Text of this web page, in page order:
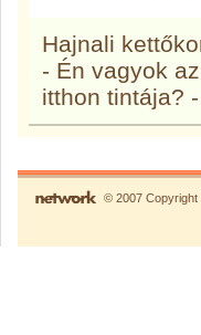
Hajnali
- Én vagyok
itthon tintája?
© 2007 Copyright